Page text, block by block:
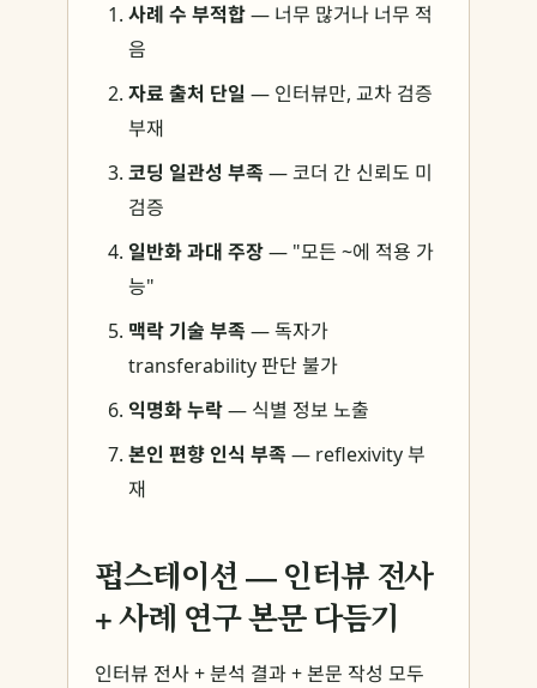
사례 수 부적합— 너무 많거나 너무 적
음
자료 출처 단일 — 인터뷰만, 교차 검증
부재
코딩 일관성 부족 — 코더 간 신뢰도 미
검증
일반화 과대 주장— "모든 ~에 적용 가
능"
맥락 기술 부족 — 독자가
transferability 판단 불가
익명화 누락— 식별 정보 노출
본인 편향 인식 부족 — reflexivity 부
재
펍스테이션 — 인터뷰 전사
+ 사례 연구 본문 다듬기
인터뷰 전사 + 분석 결과 + 본문 작성 모두